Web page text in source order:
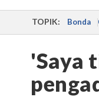
TOPIK: Bonda
'Saya